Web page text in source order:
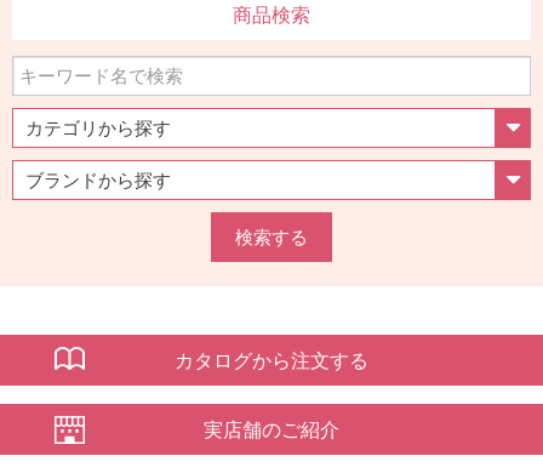
商品検索
検索する
カタログから注文する
実店舗のご紹介